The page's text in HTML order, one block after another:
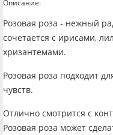
Описание:
Розовая роза - нежный
сочетается с ирисами,
хризантемами.
Розовая роза подходит
чувств.
Отлично смотрится с
Розовая роза может